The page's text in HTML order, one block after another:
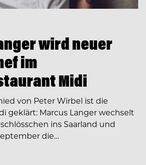
wird neuer
im
Midi
von Peter Wirbel ist die
geklärt: Marcus Langer wechselt
ins Saarland und
die…